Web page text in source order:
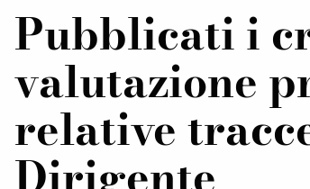
Pubblicati i
valutazione
relative